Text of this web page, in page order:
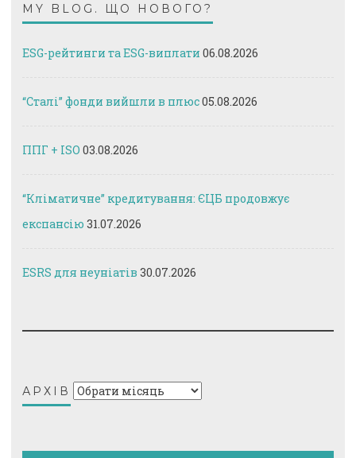
MY BLOG. ЩО НОВОГО?
ESG-рейтинги та ESG-виплати 06.08.2026
“Сталі” фонди вийшли в плюс05.08.2026
ППГ + ISO 03.08.2026
“Кліматичне” кредитування: ЄЦБ продовжує
експансію 31.07.2026
ESRS для неуніатів 30.07.2026
АРХІВ Архів